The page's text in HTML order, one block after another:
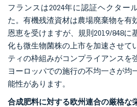
フランスは2024年に認証ヘクター
た。有機残渣資材は農場廃棄物を有
恩恵を受けますが、規則2019/848に
化も微生物菌株の上市を加速させて
ティの枠組みがコンプライアンスを
ヨーロッパでの施行の不均一さが均
能性があります。
合成肥料に対する欧州連合の厳格な